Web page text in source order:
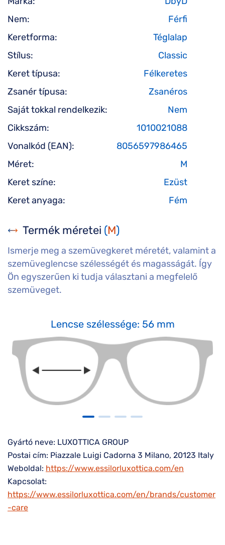
Nem:
Férfi
Keretforma:
Téglalap
Stílus:
Classic
Keret típusa:
Félkeretes
Zsanér típusa:
Zsanéros
Saját tokkal rendelkezik:
Nem
Cikkszám:
1010021088
Vonalkód (EAN):
8056597986465
Méret:
M
Keret színe:
Ezüst
Keret anyaga:
Fém
Termék méretei (M)
Ismerje meg a szemüvegkeret méretét, valamint a
szemüveglencse szélességét és magasságát. Így
Ön egyszerűen ki tudja választani a megfelelő
szemüveget.
Lencse szélessége: 56 mm
Gyártó neve: LUXOTTICA GROUP
Postai cím: Piazzale Luigi Cadorna 3 Milano, 20123 Italy
Weboldal: https://www.essilorluxottica.com/en
Kapcsolat:
https://www.essilorluxottica.com/en/brands/customer
-care